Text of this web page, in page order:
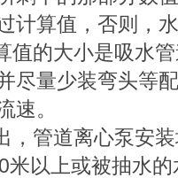
计算值，否则，
的大小是吸水管
尽量少装弯头等
速。
管道离心泵安装
米以上或被抽水